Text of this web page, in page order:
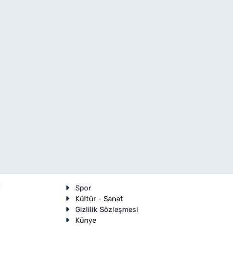
Spor
Kültür - Sanat
Gizlilik Sözleşmesi
Künye